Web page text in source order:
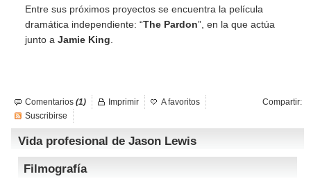
Entre sus próximos proyectos se encuentra la película
dramática independiente: “The Pardon”, en la que actúa
junto a Jamie King
Comentarios (1) Compartir:
Imprimir
A favoritos
Suscribirse
Vida profesional de Jason Lewis
Filmografía